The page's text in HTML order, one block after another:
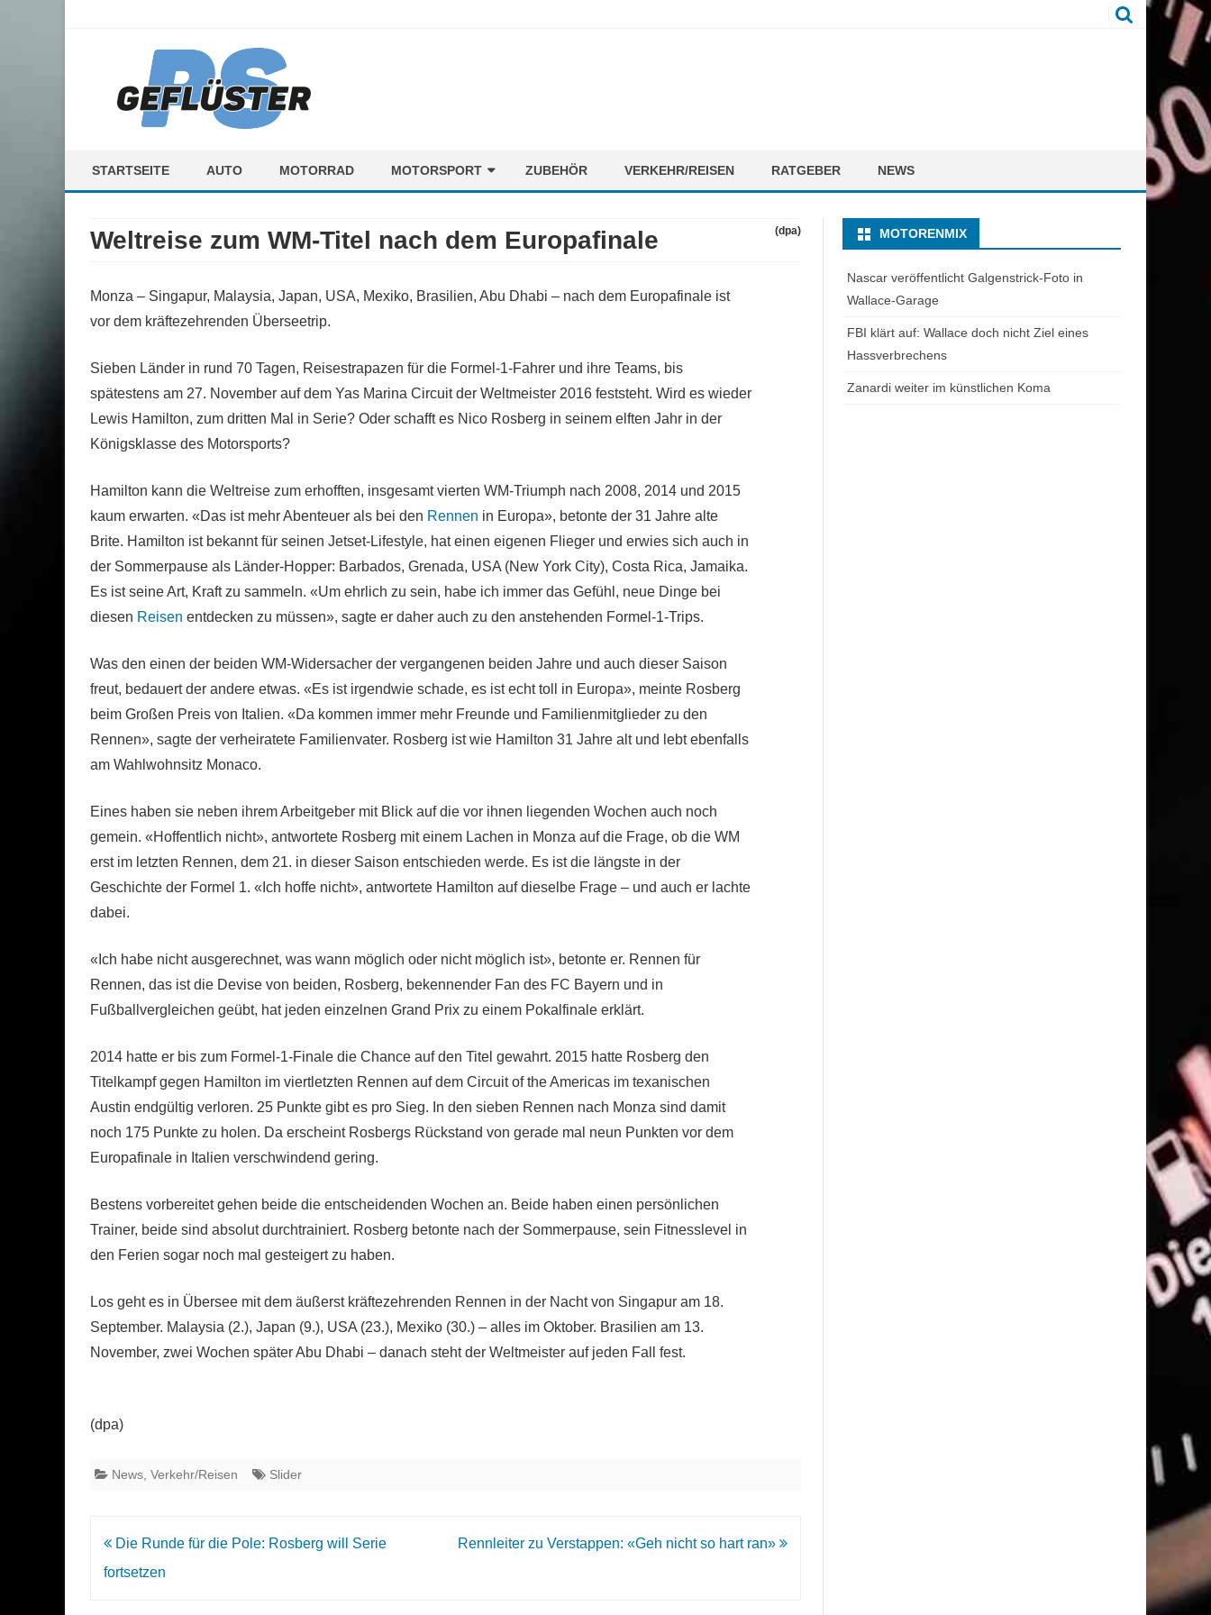
STARTSEITE AUTO MOTORRAD MOTORSPORT
FAHRER
MOTORENMIX
ZUBEHÖR VERKEHR/REISEN RATGEBER NEWS
Weltreise zum WM-Titel nach dem Europafinale (dpa)
Monza – Singapur, Malaysia, Japan, USA, Mexiko, Brasilien, Abu Dhabi – nach dem Europafinale ist
vor dem kräftezehrenden Überseetrip.
Sieben Länder in rund 70 Tagen, Reisestrapazen für die Formel-1-Fahrer und ihre Teams, bis
spätestens am 27. November auf dem Yas Marina Circuit der Weltmeister 2016 feststeht. Wird es wieder
Lewis Hamilton, zum dritten Mal in Serie? Oder schafft es Nico Rosberg in seinem elften Jahr in der
Königsklasse des Motorsports?
Hamilton kann die Weltreise zum erhofften, insgesamt vierten WM-Triumph nach 2008, 2014 und 2015
kaum erwarten. «Das ist mehr Abenteuer als bei den Rennen in Europa», betonte der 31 Jahre alte
Brite. Hamilton ist bekannt für seinen Jetset-Lifestyle, hat einen eigenen Flieger und erwies sich auch in
der Sommerpause als Länder-Hopper: Barbados, Grenada, USA (New York City), Costa Rica, Jamaika.
Es ist seine Art, Kraft zu sammeln. «Um ehrlich zu sein, habe ich immer das Gefühl, neue Dinge bei
diesen Reisen entdecken zu müssen», sagte er daher auch zu den anstehenden Formel-1-Trips.
Was den einen der beiden WM-Widersacher der vergangenen beiden Jahre und auch dieser Saison
freut, bedauert der andere etwas. «Es ist irgendwie schade, es ist echt toll in Europa», meinte Rosberg
beim Großen Preis von Italien. «Da kommen immer mehr Freunde und Familienmitglieder zu den
Rennen», sagte der verheiratete Familienvater. Rosberg ist wie Hamilton 31 Jahre alt und lebt ebenfalls
am Wahlwohnsitz Monaco.
Eines haben sie neben ihrem Arbeitgeber mit Blick auf die vor ihnen liegenden Wochen auch noch
gemein. «Hoffentlich nicht», antwortete Rosberg mit einem Lachen in Monza auf die Frage, ob die WM
erst im letzten Rennen, dem 21. in dieser Saison entschieden werde. Es ist die längste in der
Geschichte der Formel 1. «Ich hoffe nicht», antwortete Hamilton auf dieselbe Frage – und auch er lachte
dabei.
«Ich habe nicht ausgerechnet, was wann möglich oder nicht möglich ist», betonte er. Rennen für
Rennen, das ist die Devise von beiden, Rosberg, bekennender Fan des FC Bayern und in
Fußballvergleichen geübt, hat jeden einzelnen Grand Prix zu einem Pokalfinale erklärt.
2014 hatte er bis zum Formel-1-Finale die Chance auf den Titel gewahrt. 2015 hatte Rosberg den
Titelkampf gegen Hamilton im viertletzten Rennen auf dem Circuit of the Americas im texanischen
Austin endgültig verloren. 25 Punkte gibt es pro Sieg. In den sieben Rennen nach Monza sind damit
noch 175 Punkte zu holen. Da erscheint Rosbergs Rückstand von gerade mal neun Punkten vor dem
Europafinale in Italien verschwindend gering.
Bestens vorbereitet gehen beide die entscheidenden Wochen an. Beide haben einen persönlichen
Trainer, beide sind absolut durchtrainiert. Rosberg betonte nach der Sommerpause, sein Fitnesslevel in
den Ferien sogar noch mal gesteigert zu haben.
Los geht es in Übersee mit dem äußerst kräftezehrenden Rennen in der Nacht von Singapur am 18.
September. Malaysia (2.), Japan (9.), USA (23.), Mexiko (30.) – alles im Oktober. Brasilien am 13.
November, zwei Wochen später Abu Dhabi – danach steht der Weltmeister auf jeden Fall fest.
(dpa)
News Verkehr/Reisen Slider
Beitrags-
Navigation
Die Runde für die Pole: Rosberg will Serie
fortsetzen
Rennleiter zu Verstappen: «Geh nicht so hart ran»
MOTORENMIX
Nascar veröffentlicht Galgenstrick-Foto in
Wallace-Garage
FBI klärt auf: Wallace doch nicht Ziel eines
Hassverbrechens
Zanardi weiter im künstlichen Koma